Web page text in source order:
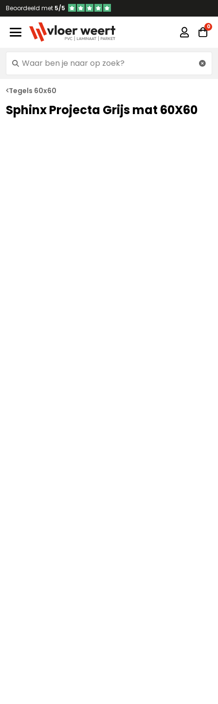
Beoordeeld met 5/5
Tegels 60x60
Sphinx Projecta Grijs mat 60X60